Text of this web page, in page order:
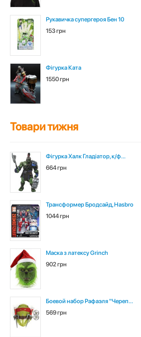
Рукавичка супергероя Бен 10
153 грн
Фігурка Ката
1550 грн
Товари тижня
Фігурка Халк Гладіатор, к/ф...
664 грн
Трансформер Бродсайд, Hasbro
1044 грн
Маска з латексу Grinch
902 грн
Боевой набор Рафаэля "Череп...
569 грн